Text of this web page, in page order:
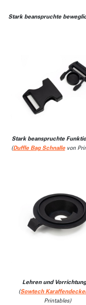
Stark beanspruchte
Stark beanspruchte
(Duffle Bag Schnallevon
Lehren und
(Sowtech Karaffendeckel
Printables)